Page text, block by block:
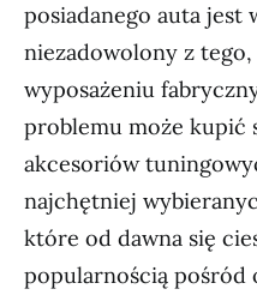
posiadanego auta jest
niezadowolony z tego,
wyposażeniu
problemu może kupić
akcesoriów
najchętniej
które od dawna się
popularnością pośród